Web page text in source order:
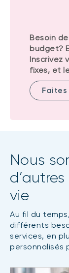
Besoin
budget?
Inscrivez
fixes, et
Nous
vie
Au fil du
différents
services, en
personnalisés